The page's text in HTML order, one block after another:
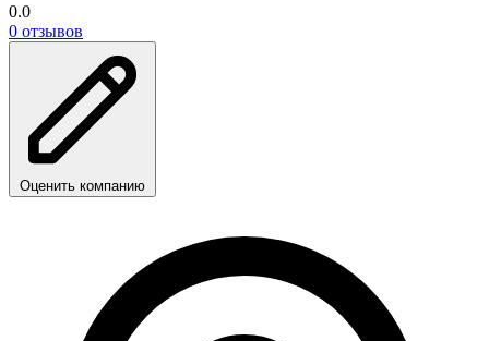
0.0
0 отзывов
Оценить компанию